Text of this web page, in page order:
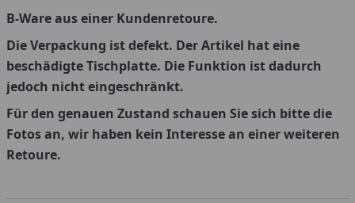
B-Ware aus einer Kundenretoure.
Die Verpackung ist defekt. Der Artikel hat eine
beschädigte Tischplatte. Die Funktion ist dadurch
jedoch nicht eingeschränkt.
Für den genauen Zustand schauen Sie sich bitte die
Fotos an, wir haben kein Interesse an einer weiteren
Retoure.